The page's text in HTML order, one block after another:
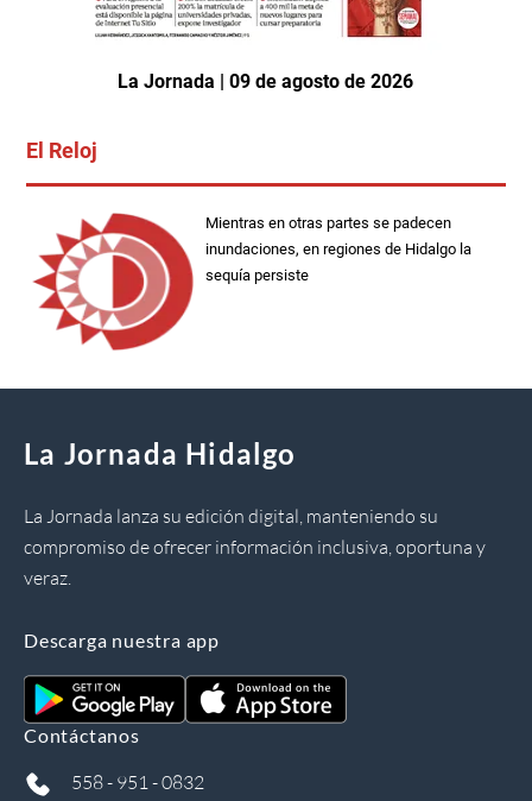
La Jornada | 09 de agosto de 2026
El Reloj
Mientras en otras partes se padecen
inundaciones, en regiones de Hidalgo la
sequía persiste
La Jornada Hidalgo
La Jornada lanza su edición digital, manteniendo su
compromiso de ofrecer información inclusiva, oportuna y
veraz.
Descarga nuestra app
Contáctanos
558 - 951 - 0832